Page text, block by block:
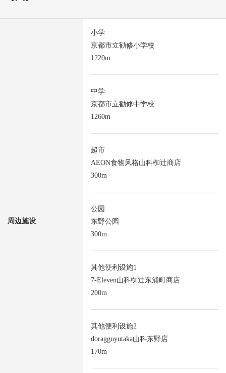
周边施设
小学
京都市立勧修小学校
1220m
中学
京都市立勧修中学校
1260m
超市
AEON食物风格山科椥辻商店
300m
公园
东野公园
300m
其他便利设施1
7-Eleven山科椥辻东浦町商店
200m
其他便利设施2
doragguyutaka山科东野店
170m